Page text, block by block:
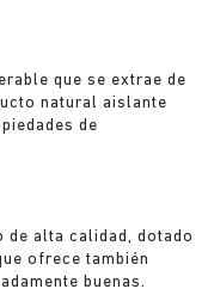
que se extrae de
natural aislante
de
de alta calidad, dotado
ofrece también
buenas.